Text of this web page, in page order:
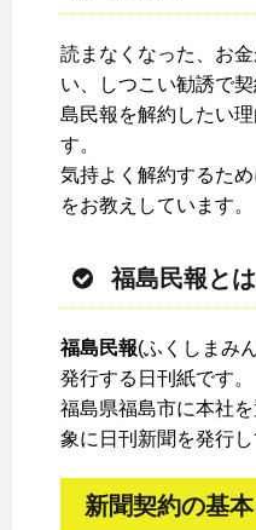
読まなくなった、お
い、しつこい勧誘で
島民報を解約したい
す。
気持よく解約するた
をお教えしています。
福島民報とは
福島民報(ふくしまみ
発行する日刊紙です。
福島県福島市に本社
象に日刊新聞を発行し
新聞契約の基